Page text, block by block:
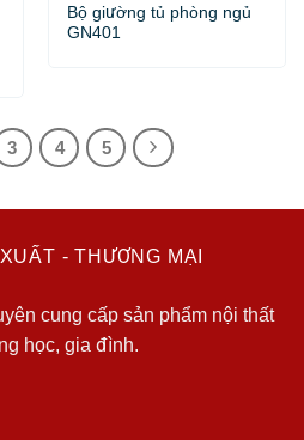
Bộ giường tủ phòng ngủ
GN401
3 4 5
- THƯƠNG MẠI
cung cấp sản phẩm nội thất
học, gia đình.